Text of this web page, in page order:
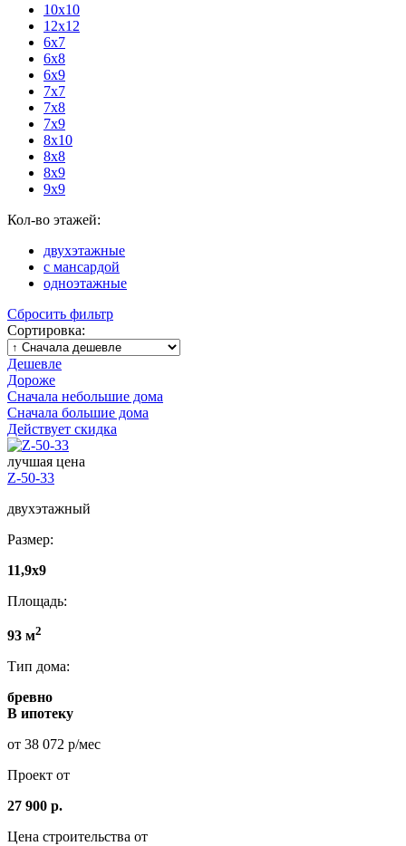
10x10
12x12
6x7
6x8
6x9
7x7
7x8
7x9
8x10
8x8
8x9
9x9
Кол-во этажей:
двухэтажные
с мансардой
одноэтажные
Сбросить фильтр
Сортировка:
Дешевле
Дороже
Сначала небольшие дома
Сначала большие дома
Действует скидка
лучшая цена
Z-50-33
двухэтажный
Размер:
11,9x9
Площадь:
93 м2
Тип дома:
бревно
В ипотеку
от 38 072 р/мес
Проект от
27 900 р.
Цена строительства от